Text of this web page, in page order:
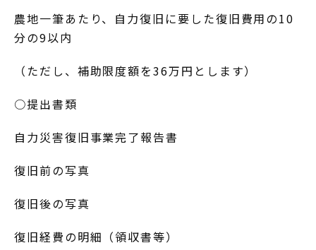
農地一筆あたり、自力復旧に要した復旧費用の10
分の9以内
（ただし、補助限度額を36万円とします）
○提出書類
自力災害復旧事業完了報告書
復旧前の写真
復旧後の写真
復旧経費の明細（領収書等）